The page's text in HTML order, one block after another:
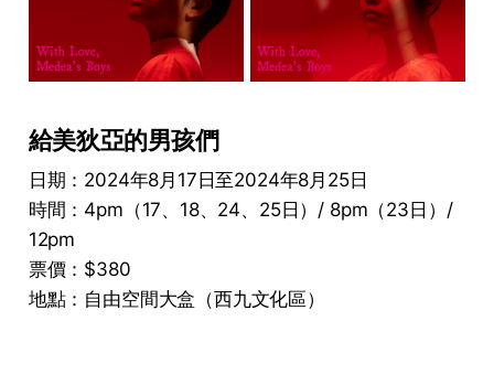
給美狄亞的男孩們
日期：2024年8月17日至2024年8月25日
時間：4pm（17、18、24、25日）/ 8pm（23日）/
12pm
票價：$380
地點：自由空間大盒（西九文化區）